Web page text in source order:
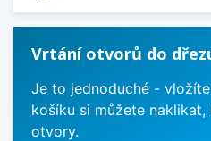
Vrtání otvorů do
Je to jednoduché -
košíku si můžete
otvory.